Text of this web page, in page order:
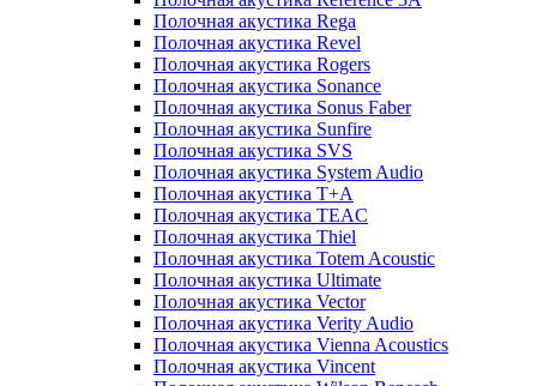
Полочная акустика Rega
Полочная акустика Revel
Полочная акустика Rogers
Полочная акустика Sonance
Полочная акустика Sonus Faber
Полочная акустика Sunfire
Полочная акустика SVS
Полочная акустика System Audio
Полочная акустика T+A
Полочная акустика TEAC
Полочная акустика Thiel
Полочная акустика Totem Acoustic
Полочная акустика Ultimate
Полочная акустика Vector
Полочная акустика Verity Audio
Полочная акустика Vienna Acoustics
Полочная акустика Vincent